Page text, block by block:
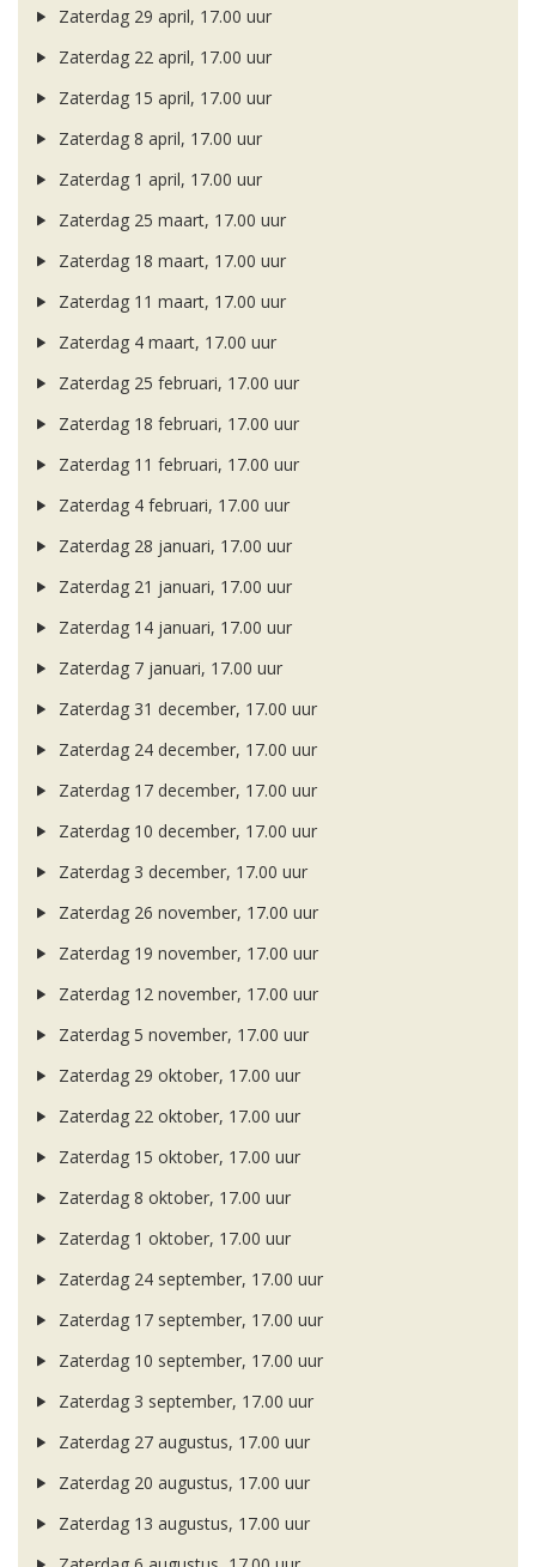
Zaterdag 29 april, 17.00 uur
Zaterdag 22 april, 17.00 uur
Zaterdag 15 april, 17.00 uur
Zaterdag 8 april, 17.00 uur
Zaterdag 1 april, 17.00 uur
Zaterdag 25 maart, 17.00 uur
Zaterdag 18 maart, 17.00 uur
Zaterdag 11 maart, 17.00 uur
Zaterdag 4 maart, 17.00 uur
Zaterdag 25 februari, 17.00 uur
Zaterdag 18 februari, 17.00 uur
Zaterdag 11 februari, 17.00 uur
Zaterdag 4 februari, 17.00 uur
Zaterdag 28 januari, 17.00 uur
Zaterdag 21 januari, 17.00 uur
Zaterdag 14 januari, 17.00 uur
Zaterdag 7 januari, 17.00 uur
Zaterdag 31 december, 17.00 uur
Zaterdag 24 december, 17.00 uur
Zaterdag 17 december, 17.00 uur
Zaterdag 10 december, 17.00 uur
Zaterdag 3 december, 17.00 uur
Zaterdag 26 november, 17.00 uur
Zaterdag 19 november, 17.00 uur
Zaterdag 12 november, 17.00 uur
Zaterdag 5 november, 17.00 uur
Zaterdag 29 oktober, 17.00 uur
Zaterdag 22 oktober, 17.00 uur
Zaterdag 15 oktober, 17.00 uur
Zaterdag 8 oktober, 17.00 uur
Zaterdag 1 oktober, 17.00 uur
Zaterdag 24 september, 17.00 uur
Zaterdag 17 september, 17.00 uur
Zaterdag 10 september, 17.00 uur
Zaterdag 3 september, 17.00 uur
Zaterdag 27 augustus, 17.00 uur
Zaterdag 20 augustus, 17.00 uur
Zaterdag 13 augustus, 17.00 uur